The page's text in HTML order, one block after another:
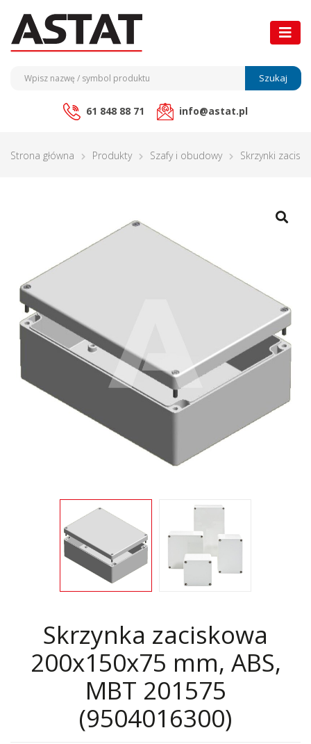
Szukaj
61 848 88 71 info@astat.pl
Strona główna Produkty Szafy i obudowy Skrzynki
Skrzynka zaciskowa
200x150x75 mm, ABS,
MBT 201575
(9504016300)